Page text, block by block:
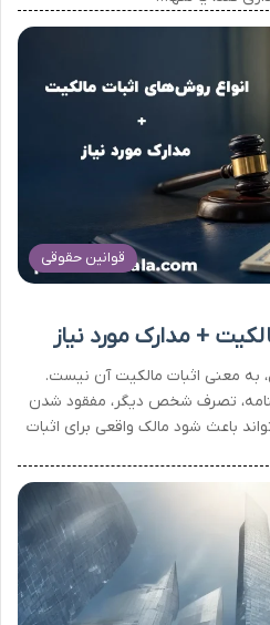
قوانین حقوقی
+ مدارک مورد نیاز
به معنی اثبات مالکیت آن نیست.
تصرف شخص دیگر، مفقود شدن
باعث شود مالک واقعی برای اثبات